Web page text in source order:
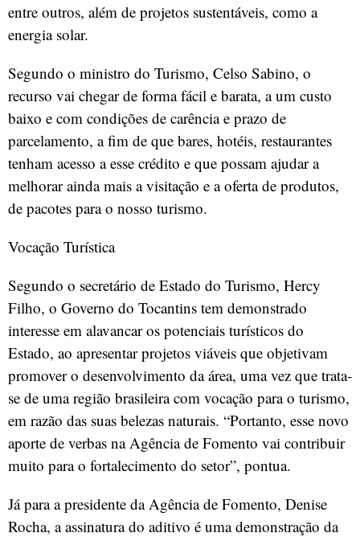
entre outros, além de projetos sustentáveis, como a
energia solar.
Segundo o ministro do Turismo, Celso Sabino, o
recurso vai chegar de forma fácil e barata, a um custo
baixo e com condições de carência e prazo de
parcelamento, a fim de que bares, hotéis, restaurantes
tenham acesso a esse crédito e que possam ajudar a
melhorar ainda mais a visitação e a oferta de produtos,
de pacotes para o nosso turismo.
Vocação Turística
Segundo o secretário de Estado do Turismo, Hercy
Filho, o Governo do Tocantins tem demonstrado
interesse em alavancar os potenciais turísticos do
Estado, ao apresentar projetos viáveis que objetivam
promover o desenvolvimento da área, uma vez que trata-
se de uma região brasileira com vocação para o turismo,
em razão das suas belezas naturais. “Portanto, esse novo
aporte de verbas na Agência de Fomento vai contribuir
muito para o fortalecimento do setor”, pontua.
Já para a presidente da Agência de Fomento, Denise
Rocha, a assinatura do aditivo é uma demonstração da